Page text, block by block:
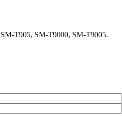
T905, SM-T9000, SM-T9005.